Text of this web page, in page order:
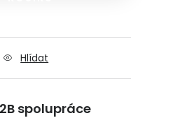
Hlídat
spolupráce